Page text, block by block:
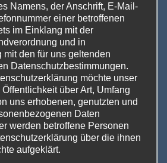
neuen Projekten zuwenden
konnte ich
einen Akkuträger-
nehmen, der auf
dann mit weiteren
vorgestellt wird.
jedoch erst im vierten
je nachdem, wie die
Namens, der Anschrift, E-Mail-
einer betroffenen
im Einklang mit der
und in
mit den für uns geltenden
Datenschutzbestimmungen.
möchte unser
über Art, Umfang
uns erhobenen, genutzten und
Daten
werden betroffene Personen
über die ihnen
aufgeklärt.